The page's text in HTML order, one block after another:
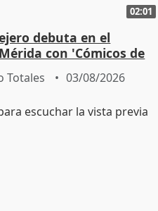
02:01
debuta en el
con 'Cómicos de
me ha escogido"
Totales 03/08/2026